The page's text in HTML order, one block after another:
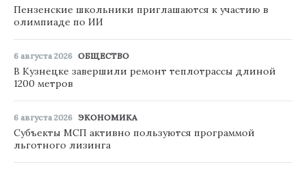
Пензенские школьники приглашаются к участию в
олимпиаде по ИИ
6 августа 2026 ОБЩЕСТВО
В Кузнецке завершили ремонт теплотрассы длиной
1200 метров
6 августа 2026 ЭКОНОМИКА
Субъекты МСП активно пользуются программой
льготного лизинга